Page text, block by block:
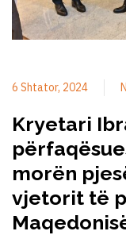
6 Shtator, 2024
Kryetari
morën
vjetorit të